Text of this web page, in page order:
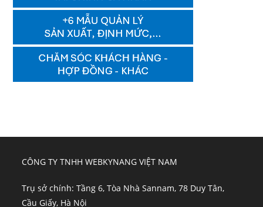
CÔNG TY TNHH WEBKYNANG VIỆT NAM
Trụ sở chính: Tầng 6, Tòa Nhà Sannam, 78 Duy Tân,
Cầu Giấy, Hà Nội